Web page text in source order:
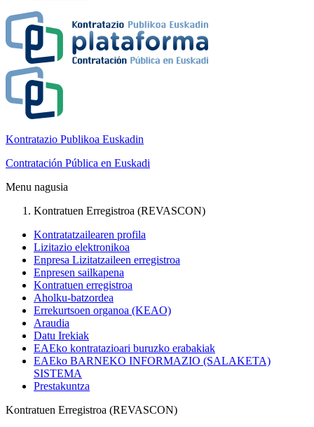
Kontratazio Publikoa Euskadin
Contratación Pública en Euskadi
Menu nagusia
Kontratuen Erregistroa (REVASCON)
Kontratatzailearen profila
Lizitazio elektronikoa
Enpresa Lizitatzaileen erregistroa
Enpresen sailkapena
Kontratuen erregistroa
Aholku-batzordea
Errekurtsoen organoa (KEAO)
Araudia
Datu Irekiak
EAEko kontratazioari buruzko erabakiak
EAEko BARNEKO INFORMAZIO (SALAKETA)
SISTEMA
Prestakuntza
Kontratuen Erregistroa (REVASCON)